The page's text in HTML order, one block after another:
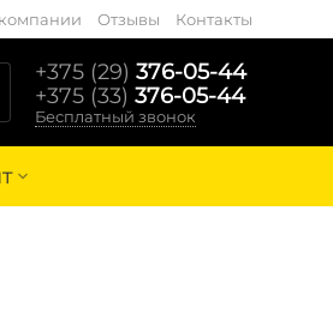
Отзывы Контакты
+375 (29) 376-05-44
+375 (33) 376-05-44
Бесплатный звонок